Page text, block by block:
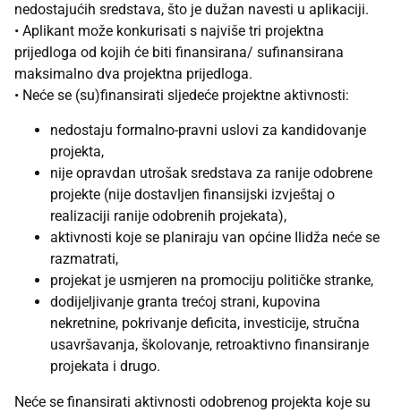
nedostajućih sredstava, što je dužan navesti u aplikaciji.
• Aplikant može konkurisati s najviše tri projektna
prijedloga od kojih će biti finansirana/ sufinansirana
maksimalno dva projektna prijedloga.
• Neće se (su)finansirati sljedeće projektne aktivnosti:
nedostaju formalno-pravni uslovi za kandidovanje
projekta,
nije opravdan utrošak sredstava za ranije odobrene
projekte (nije dostavljen finansijski izvještaj o
realizaciji ranije odobrenih projekata),
aktivnosti koje se planiraju van općine Ilidža neće se
razmatrati,
projekat je usmjeren na promociju političke stranke,
dodijeljivanje granta trećoj strani, kupovina
nekretnine, pokrivanje deficita, investicije, stručna
usavršavanja, školovanje, retroaktivno finansiranje
projekata i drugo.
Neće se finansirati aktivnosti odobrenog projekta koje su